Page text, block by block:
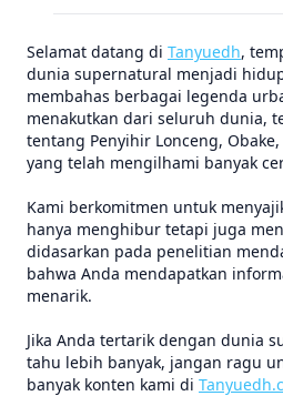
Selamat datang di Tanyuedh,
dunia supernatural menjadi
membahas berbagai legenda
menakutkan dari seluruh dunia,
tentang Penyihir Lonceng,
yang telah mengilhami banyak
Kami berkomitmen untuk
hanya menghibur tetapi juga
didasarkan pada penelitian
bahwa Anda mendapatkan
menarik.
Jika Anda tertarik dengan dunia
tahu lebih banyak, jangan ragu
banyak konten kami di